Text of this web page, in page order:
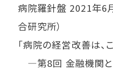
病院羅針盤 2021年6
合研究所）
「病院の経営改善は、
―第8回 金融機関と